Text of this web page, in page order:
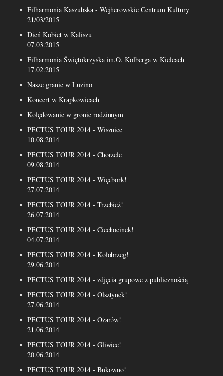
Filharmonia Kaszubska - Wejherowskie Centrum Kultury
21/03/2015
Dień Kobiet w Kaliszu
07.03.2015
Filharmonia Świętokrzyska im.O. Kolberga w Kielcach
17.02.2015
Nasze granie w Luzino
Koncert w Krapkowicach
Kolędowanie w gronie rodzinnym
PECTUS TOUR 2014 - Wisznice
10.08.2014
PECTUS TOUR 2014 - Chorzele
09.08.2014
PECTUS TOUR 2014 - Więcbork!
27.07.2014
PECTUS TOUR 2014 - Trzebież!
26.07.2014
PECTUS TOUR 2014 - Ciechocinek!
04.07.2014
PECTUS TOUR 2014 - Kołobrzeg!
29.06.2014
PECTUS TOUR 2014 - zdjęcia grupowe z publicznością
PECTUS TOUR 2014 - Olsztynek!
27.06.2014
PECTUS TOUR 2014 - Ożarów!
21.06.2014
PECTUS TOUR 2014 - Gliwice!
20.06.2014
PECTUS TOUR 2014 - Bukowno!